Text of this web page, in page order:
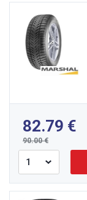
82.79
90.00